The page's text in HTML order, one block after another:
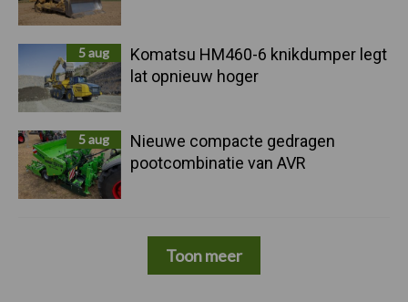
5 aug
Komatsu HM460-6 knikdumper legt
lat opnieuw hoger
5 aug
Nieuwe compacte gedragen
pootcombinatie van AVR
Toon meer